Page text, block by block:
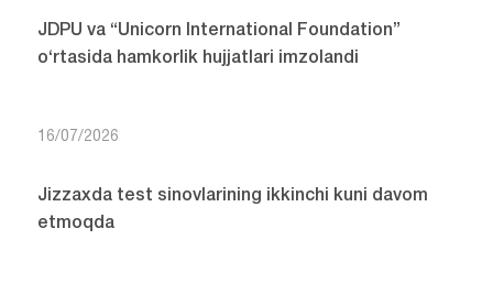
JDPU va “Unicorn International Foundation”
o‘rtasida hamkorlik hujjatlari imzolandi
16/07/2026
Jizzaxda test sinovlarining ikkinchi kuni davom
etmoqda